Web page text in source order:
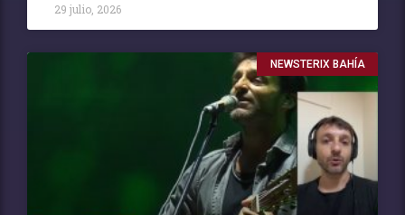
29 julio, 2026
NEWSTERIX BAHÍA